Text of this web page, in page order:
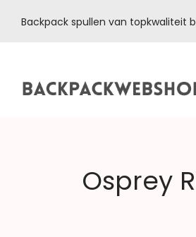
Backpack spullen van topkwaliteit
Osprey